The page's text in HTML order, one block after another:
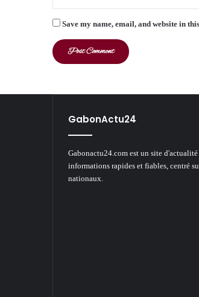
Save my name, email, and website in
GabonActu24
Gabonactu24.com est un site
informations rapides et fiables, centré
nationaux.